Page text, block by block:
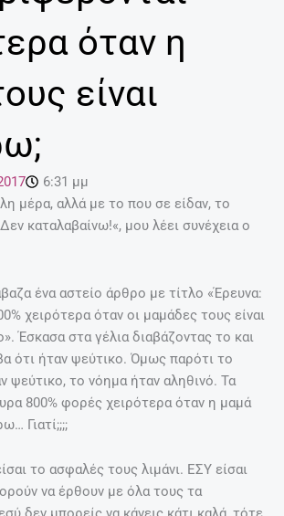
όταν η
είναι
6:31 μμ
μέρα, αλλά με το που σε είδαν, το
καταλαβαίνω!«, μου λέει συνέχεια ο
ένα αστείο άρθρο με τίτλο «Έρευνα:
χειρότερα όταν οι μαμάδες τους είναι
Έσκασα στα γέλια διαβάζοντας το και
ότι ήταν ψεύτικο. Όμως παρότι το
ψεύτικο, το νόημα ήταν αληθινό. Τα
800% φορές χειρότερα όταν η μαμά
Γιατί;;;;
το ασφαλές τους λιμάνι. ΕΣΥ είσαι
να έρθουν με όλα τους τα